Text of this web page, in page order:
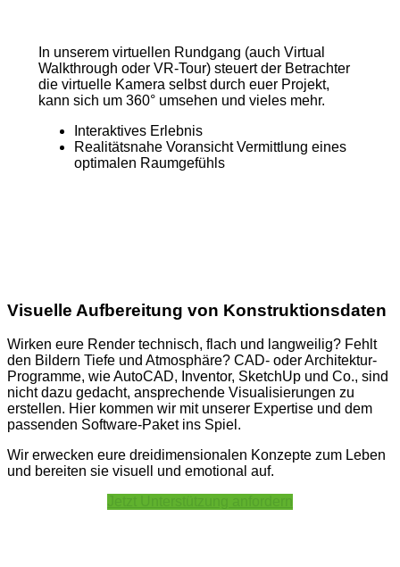
In unserem virtuellen Rundgang (auch Virtual
Walkthrough oder VR-Tour) steuert der Betrachter
die virtuelle Kamera selbst durch euer Projekt,
kann sich um 360° umsehen und vieles mehr.
Interaktives Erlebnis
Realitätsnahe Voransicht Vermittlung eines
optimalen Raumgefühls
Visuelle Aufbereitung von Konstruktionsdaten
Wirken eure Render technisch, flach und langweilig? Fehlt
den Bildern Tiefe und Atmosphäre? CAD- oder Architektur-
Programme, wie AutoCAD, Inventor, SketchUp und Co., sind
nicht dazu gedacht, ansprechende Visualisierungen zu
erstellen. Hier kommen wir mit unserer Expertise und dem
passenden Software-Paket ins Spiel.
Wir erwecken eure dreidimensionalen Konzepte zum Leben
und bereiten sie visuell und emotional auf.